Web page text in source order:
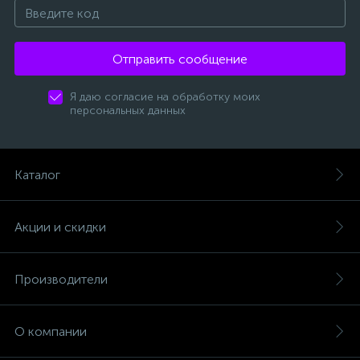
Отправить сообщение
Я даю согласие на обработку моих
персональных данных
Каталог
Акции и скидки
Производители
О компании